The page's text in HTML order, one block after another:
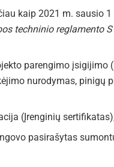
kaip 2021 m. sausio 1
techninio reglamento
parengimo įsigijimo
nurodymas, pinigų
(Įrenginių
pasirašytas